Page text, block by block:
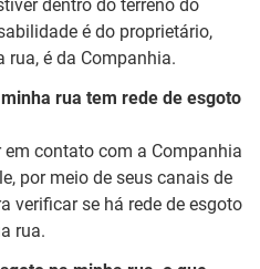
dentro do terreno do
é do proprietário,
rua, é da Companhia.
rua tem rede de esgoto
em contato com a Companhia
por meio de seus canais de
verificar se há rede de esgoto
rua.